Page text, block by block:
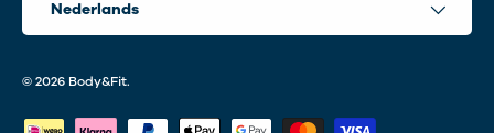
Nederlands
© 2026 Body&Fit.
Geaccepteerde betaalmethoden